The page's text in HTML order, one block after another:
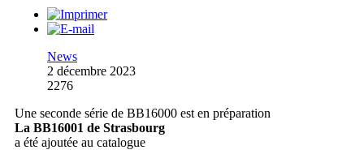
News
2 décembre 2023
2276
Une seconde série de BB16000 est en préparation
La BB16001 de Strasbourg
a été ajoutée au catalogue